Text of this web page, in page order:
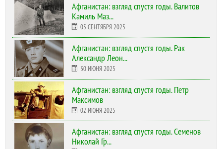
Афганистан: взгляд спустя годы. Валитов
Камиль Маз...
05 СЕНТЯБРЯ 2025
Афганистан: взгляд спустя годы. Рак
Александр Леон...
30 ИЮНЯ 2025
Афганистан: взгляд спустя годы. Петр
Максимов
02 ИЮНЯ 2025
Афганистан: взгляд спустя годы. Семенов
Николай Гр...